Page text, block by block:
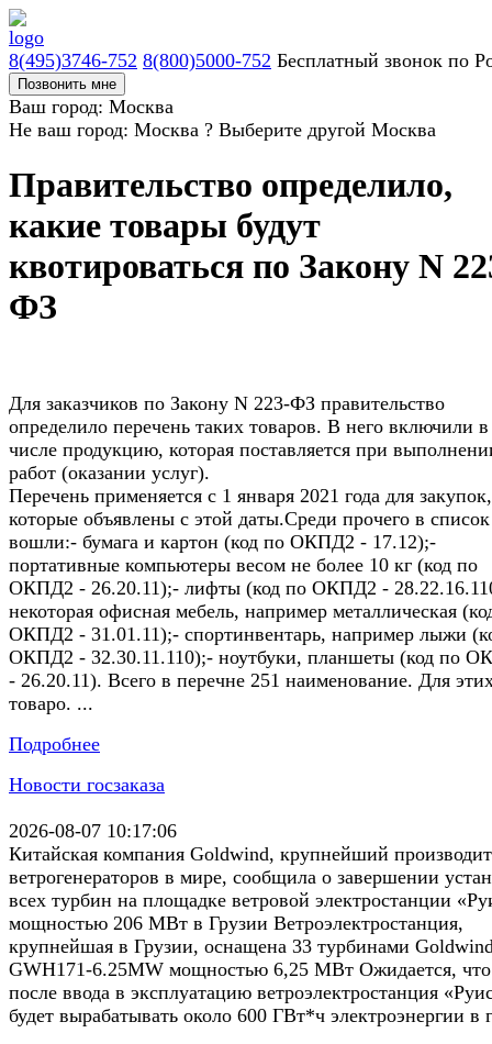
8(495)3746-752 8(800)5000-752 Бесплатный звонок по
Позвонить мне
Ваш город: Москва
Не ваш город: Москва ? Выберите другой Москва
Правительство определило,
какие товары будут
квотироваться по Закону N
ФЗ
Для заказчиков по Закону N 223-ФЗ правительство
определило перечень таких товаров. В него включили
числе продукцию, которая поставляется при
работ (оказании услуг).
Перечень применяется с 1 января 2021 года для закупок,
которые объявлены с этой даты.Среди прочего в список
вошли:- бумага и картон (код по ОКПД2 - 17.12);-
портативные компьютеры весом не более 10 кг (код по
ОКПД2 - 26.20.11);- лифты (код по ОКПД2 -
некоторая офисная мебель, например металлическая
ОКПД2 - 31.01.11);- спортинвентарь, например лыжи
ОКПД2 - 32.30.11.110);- ноутбуки, планшеты (код по
- 26.20.11). Всего в перечне 251 наименование. Для
товаро. ...
Подробнее
Новости госзаказа
2026-08-07 10:17:06
Китайская компания Goldwind, крупнейший
ветрогенераторов в мире, сообщила о завершении
всех турбин на площадке ветровой электростанции
мощностью 206 МВт в Грузии Ветроэлектростанция,
крупнейшая в Грузии, оснащена 33 турбинами
GWH171-6.25MW мощностью 6,25 МВт Ожидается, что
после ввода в эксплуатацию ветроэлектростанция
будет вырабатывать около 600 ГВт*ч электроэнергии в